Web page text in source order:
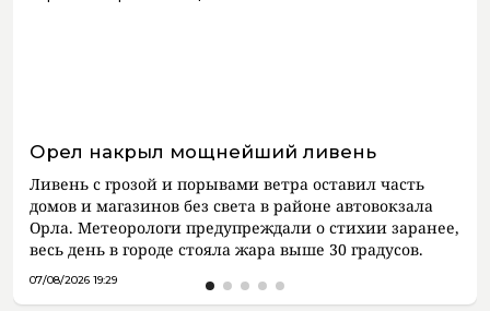
Орел накрыл мощнейший ливень
Ливень с грозой и порывами ветра оставил часть
домов и магазинов без света в районе автовокзала
Орла. Метеорологи предупреждали о стихии заранее,
весь день в городе стояла жара выше 30 градусов.
07/08/2026 19:29